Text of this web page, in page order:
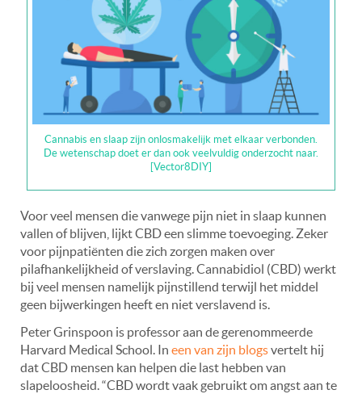
Cannabis en slaap zijn onlosmakelijk met elkaar verbonden.
De wetenschap doet er dan ook veelvuldig onderzocht naar.
[Vector8DIY]
Voor veel mensen die vanwege pijn niet in slaap kunnen
vallen of blijven, lijkt CBD een slimme toevoeging. Zeker
voor pijnpatiënten die zich zorgen maken over
pilafhankelijkheid of verslaving. Cannabidiol (CBD) werkt
bij veel mensen namelijk pijnstillend terwijl het middel
geen bijwerkingen heeft en niet verslavend is.
Peter Grinspoon is professor aan de gerenommeerde
Harvard Medical School. In een van zijn blogsvertelt hij
dat CBD mensen kan helpen die last hebben van
slapeloosheid. “CBD wordt vaak gebruikt om angst aan te